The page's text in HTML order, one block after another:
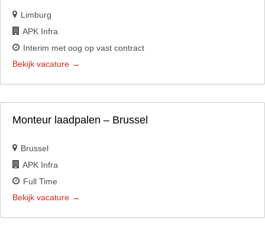
Limburg
APK Infra
Interim met oog op vast contract
Bekijk vacature
Monteur laadpalen – Brussel
Brussel
APK Infra
Full Time
Bekijk vacature